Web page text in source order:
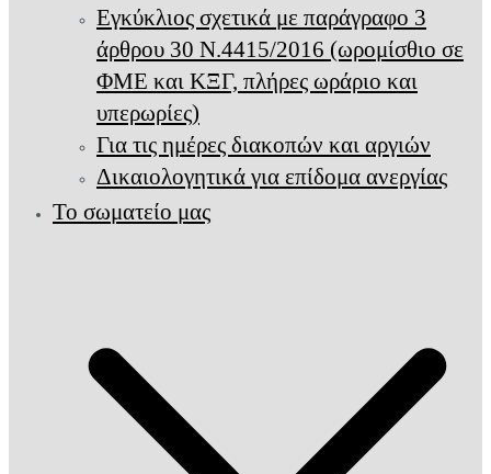
Εγκύκλιος σχετικά με παράγραφο 3
άρθρου 30 Ν.4415/2016 (ωρομίσθιο σε
ΦΜΕ και ΚΞΓ, πλήρες ωράριο και
υπερωρίες)
Για τις ημέρες διακοπών και αργιών
Δικαιολογητικά για επίδομα ανεργίας
Το σωματείο μας